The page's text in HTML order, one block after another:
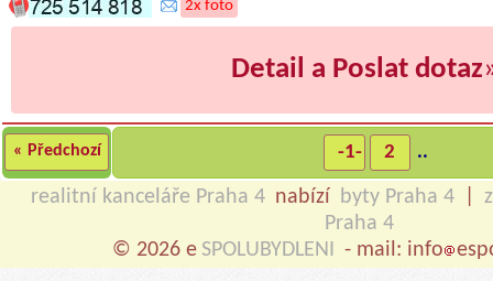
2x foto
Detail a Poslat dotaz
« Předchozí -1- 2 ..
realitní kanceláře Praha 4 nabízí byty Praha 4
Praha 4
© 2026 e SPOLUBYDLENI - mail: info